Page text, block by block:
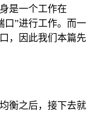
是一个工作在
口”进行工作。而一
，因此我们本篇先
衡之后，接下去就